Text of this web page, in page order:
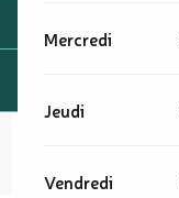
Mercredi
Jeudi
Vendredi